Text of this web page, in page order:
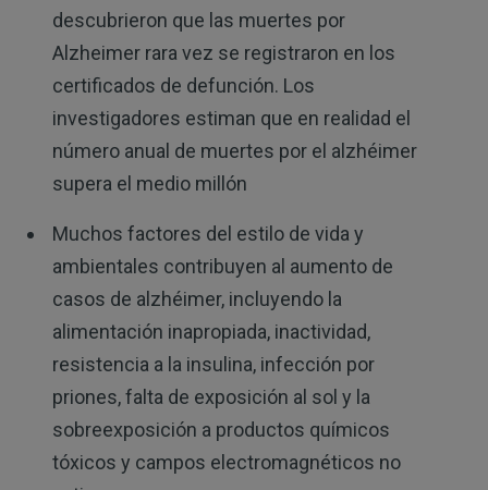
descubrieron que las muertes por
Alzheimer rara vez se registraron en los
certificados de defunción. Los
investigadores estiman que en realidad el
número anual de muertes por el alzhéimer
supera el medio millón
Muchos factores del estilo de vida y
ambientales contribuyen al aumento de
casos de alzhéimer, incluyendo la
alimentación inapropiada, inactividad,
resistencia a la insulina, infección por
priones, falta de exposición al sol y la
sobreexposición a productos químicos
tóxicos y campos electromagnéticos no